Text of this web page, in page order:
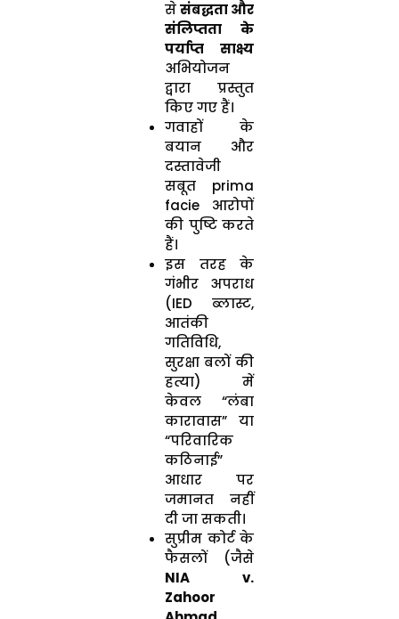
सेसंबद्धता और
संलिप्तता के
पर्याप्त साक्ष्य
अभियोजन
द्वारा प्रस्तुत
किए गए हैं।
गवाहों के
बयान और
दस्तावेजी
सबूत prima
facie आरोपों
की पुष्टि करते
हैं।
इस तरह के
गंभीर अपराध
(IED ब्लास्ट,
आतंकी
गतिविधि,
सुरक्षा बलों की
हत्या) में
केवल “लंबा
कारावास” या
“परिवारिक
कठिनाई”
आधार पर
जमानत नहीं
दी जा सकती।
सुप्रीम कोर्ट के
फैसलों (जैसे
NIA v.
Zahoor